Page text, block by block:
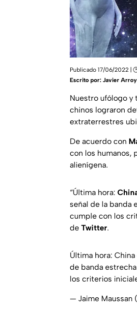
Publicado 17/06/2022 |
Escrito por: Javier
Nuestro ufólogo y
chinos lograron
extraterrestres
De acuerdo con
con los humanos,
alienígena.
“Última hora:
señal de la banda
cumple con los
de Twitter.
Última hora:
de banda
los criterios
— Jaime Maussan